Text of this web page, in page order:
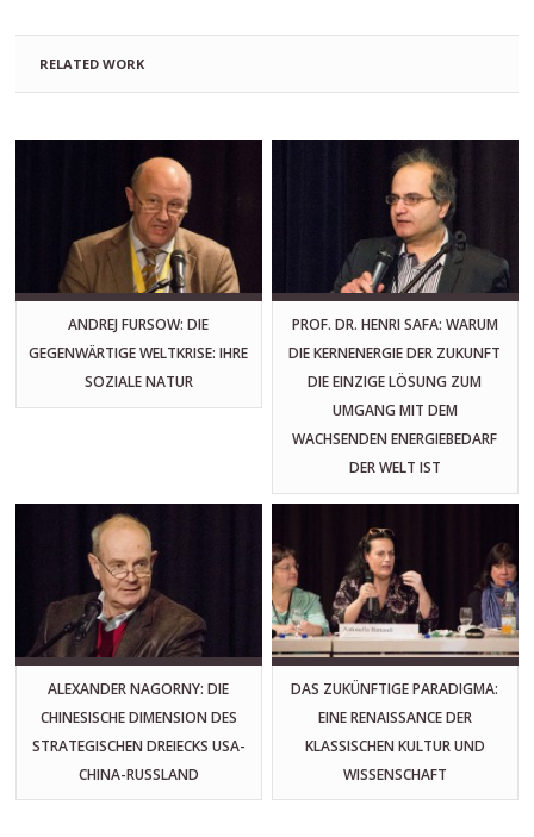
RELATED WORK
ANDREJ FURSOW: DIE
GEGENWÄRTIGE WELTKRISE: IHRE
SOZIALE NATUR
PROF. DR. HENRI SAFA: WARUM
DIE KERNENERGIE DER ZUKUNFT
DIE EINZIGE LÖSUNG ZUM
UMGANG MIT DEM
WACHSENDEN ENERGIEBEDARF
DER WELT IST
ALEXANDER NAGORNY: DIE
CHINESISCHE DIMENSION DES
STRATEGISCHEN DREIECKS USA-
CHINA-RUSSLAND
DAS ZUKÜNFTIGE PARADIGMA:
EINE RENAISSANCE DER
KLASSISCHEN KULTUR UND
WISSENSCHAFT